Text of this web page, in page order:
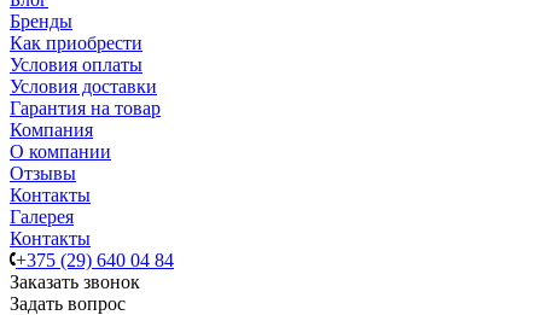
Бренды
Как приобрести
Условия оплаты
Условия доставки
Гарантия на товар
Компания
О компании
Отзывы
Контакты
Галерея
Контакты
+375 (29) 640 04 84
Заказать звонок
Задать вопрос